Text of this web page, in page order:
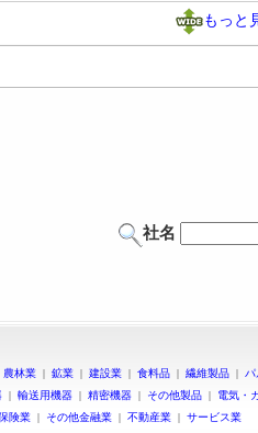
もっと
社名
農林業 | 鉱業 | 建設業 | 食料品 | 繊維製品 |
| 輸送用機器 | 精密機器 | その他製品 | 電気・
険業 | その他金融業 | 不動産業 | サービス業